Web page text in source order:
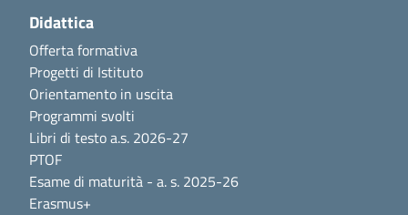
Didattica
Offerta formativa
Progetti di Istituto
Orientamento in uscita
Programmi svolti
Libri di testo a.s. 2026-27
PTOF
Esame di maturità - a. s. 2025-26
Erasmus+